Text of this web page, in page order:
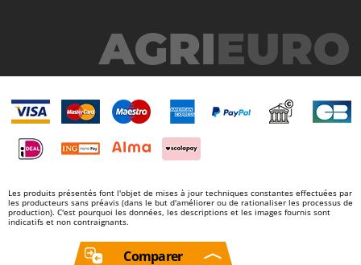
Les produits présentés font l'objet de mises à jour techniques constantes effectuées par
les producteurs sans préavis (dans le but d'améliorer ou de rationaliser les processus de
production). C'est pourquoi les données, les descriptions et les images fournis sont
indicatifs et non contraignants.
Comparer